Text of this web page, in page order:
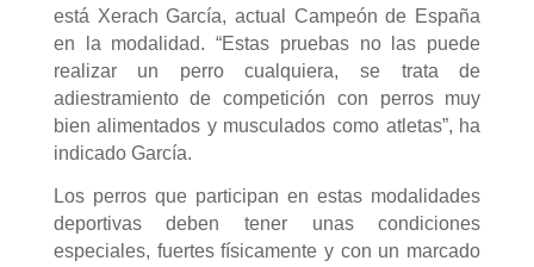
está Xerach García, actual Campeón de España
en la modalidad. “Estas pruebas no las puede
realizar un perro cualquiera, se trata de
adiestramiento de competición con perros muy
bien alimentados y musculados como atletas”, ha
indicado García.
Los perros que participan en estas modalidades
deportivas deben tener unas condiciones
especiales, fuertes físicamente y con un marcado